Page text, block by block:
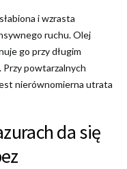
i wzrasta
ruchu. Olej
go przy długim
powtarzalnych
nierównomierna utrata
da się